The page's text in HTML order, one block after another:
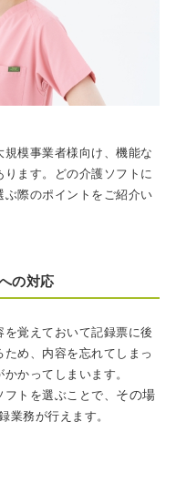
模事業者様向け、機能な
ます。どの介護ソフトに
際のポイントをご紹介い
の対応
覚えておいて記録票に後
め、内容を忘れてしまっ
かってしまいます。
トを選ぶことで、 その場
業務が行えます。